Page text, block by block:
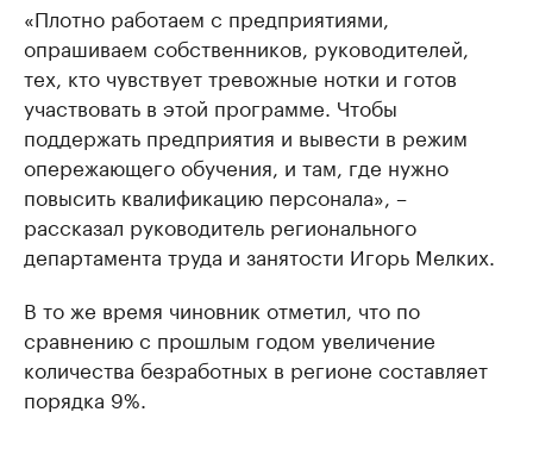
«Плотно работаем с предприятиями,
опрашиваем собственников, руководителей,
тех, кто чувствует тревожные нотки и готов
участвовать в этой программе. Чтобы
поддержать предприятия и вывести в режим
опережающего обучения, и там, где нужно
повысить квалификацию персонала», –
рассказал руководитель регионального
департамента труда и занятости Игорь Мелких.
В то же время чиновник отметил, что по
сравнению с прошлым годом увеличение
количества безработных в регионе составляет
порядка 9%.